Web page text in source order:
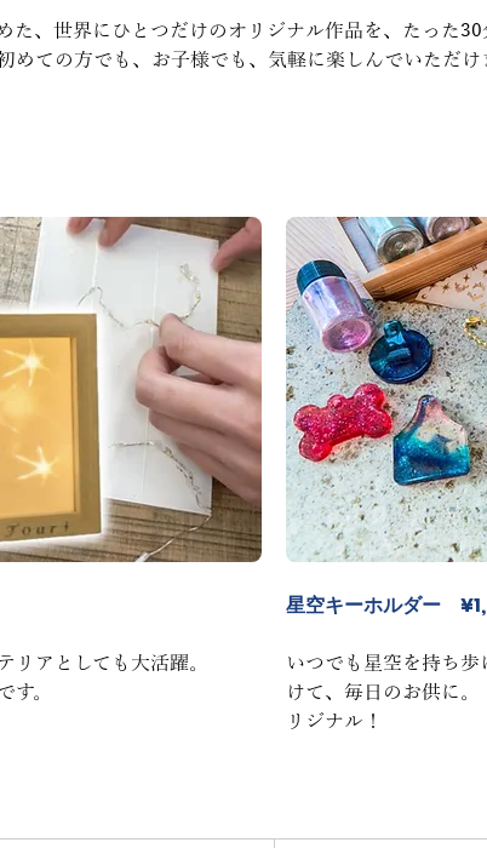
た、世界にひとつだけのオリジナル作品を、たった
めての方でも、お子様でも、気軽に楽しんでいただけ
リアとしても大活躍。
す。
星空キーホルダー　
いつでも星空を持ち
けて、毎日のお供に
リジナル！